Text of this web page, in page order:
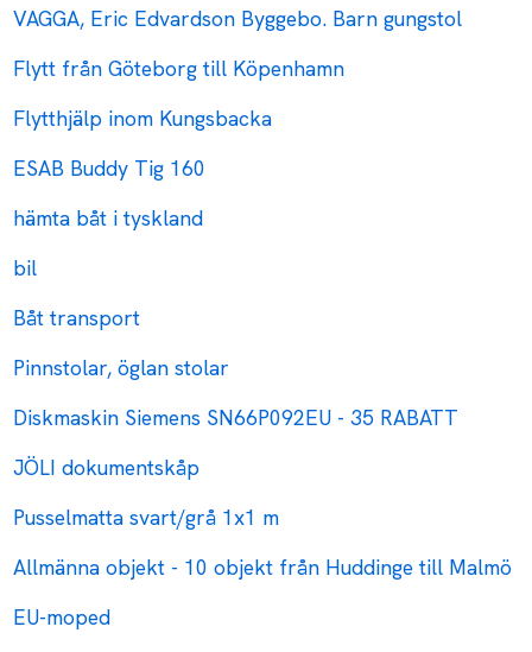
VAGGA, Eric Edvardson Byggebo. Barn gungstol
Flytt från Göteborg till Köpenhamn
Flytthjälp inom Kungsbacka
ESAB Buddy Tig 160
hämta båt i tyskland
bil
Båt transport
Pinnstolar, öglan stolar
Diskmaskin Siemens SN66P092EU - 35 RABATT
JÖLI dokumentskåp
Pusselmatta svart/grå 1x1 m
Allmänna objekt - 10 objekt från Huddinge till Malmö
EU-moped